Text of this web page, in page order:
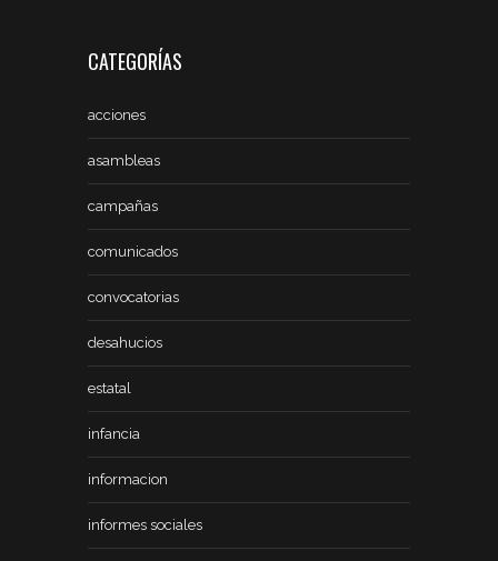
CATEGORÍAS
acciones
asambleas
campañas
comunicados
convocatorias
desahucios
estatal
infancia
informacion
informes sociales